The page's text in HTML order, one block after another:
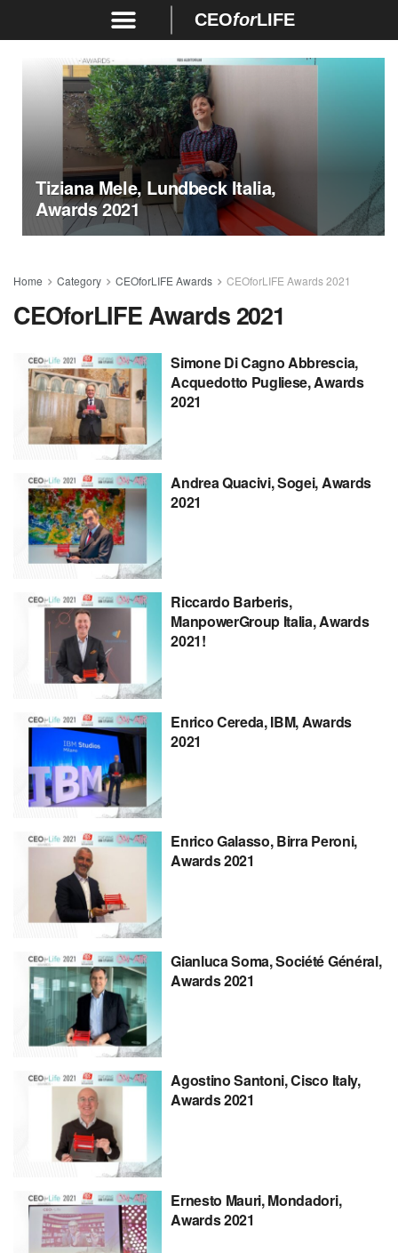
CEOforLIFE
Tiziana Mele, Lundbeck Italia,
Awards 2021
Home Category CEOforLIFE Awards CEOforLIFE Awards 2021
CEOforLIFE Awards 2021
Simone Di Cagno Abbrescia,
Acquedotto Pugliese, Awards
2021
Andrea Quacivi, Sogei, Awards
2021
Riccardo Barberis,
ManpowerGroup Italia, Awards
2021!
Enrico Cereda, IBM, Awards
2021
Enrico Galasso, Birra Peroni,
Awards 2021
Gianluca Soma, Société Général,
Awards 2021
Agostino Santoni, Cisco Italy,
Awards 2021
Ernesto Mauri, Mondadori,
Awards 2021